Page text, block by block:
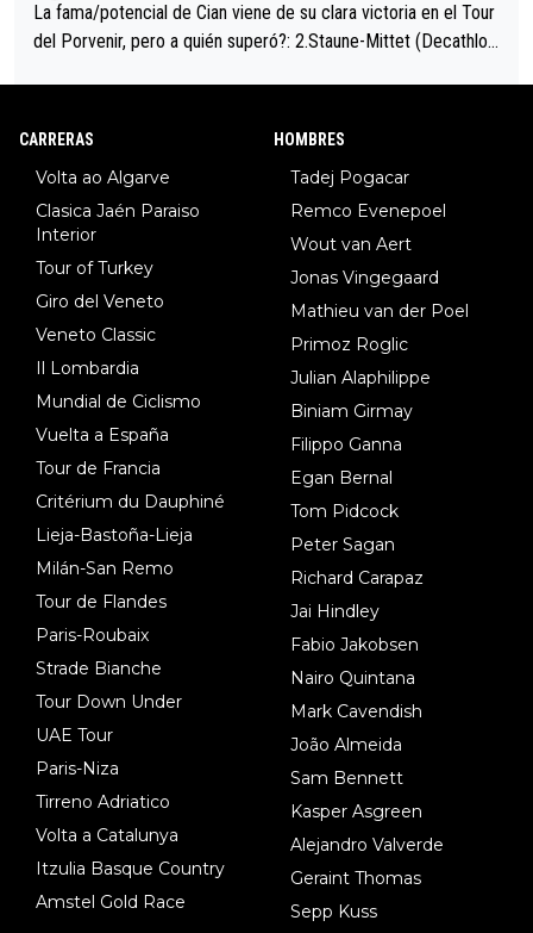
La fama/potencial de Cian viene de su clara victoria en el Tour
del Porvenir, pero a quién superó?: 2.Staune-Mittet (Decathlon,
8.Lenny Martinez (Bahrein), 9. Van Belle (Visma), 10. Vacek (Li
CARRERAS
Volta ao Algarve
Clasica Jaén Paraiso
Interior
Tour of Turkey
Giro del Veneto
Veneto Classic
Il Lombardia
Mundial de Ciclismo
Vuelta a España
Tour de Francia
Critérium du Dauphiné
Lieja-Bastoña-Lieja
Milán-San Remo
Tour de Flandes
Paris-Roubaix
Strade Bianche
Tour Down Under
UAE Tour
Paris-Niza
Tirreno Adriatico
Volta a Catalunya
Itzulia Basque Country
Amstel Gold Race
HOMBRES
Tadej Pogacar
Remco Evenepoel
Wout van Aert
Jonas Vingegaard
Mathieu van der Poel
Primoz Roglic
Julian Alaphilippe
Biniam Girmay
Filippo Ganna
Egan Bernal
Tom Pidcock
Peter Sagan
Richard Carapaz
Jai Hindley
Fabio Jakobsen
Nairo Quintana
Mark Cavendish
João Almeida
Sam Bennett
Kasper Asgreen
Alejandro Valverde
Geraint Thomas
Sepp Kuss